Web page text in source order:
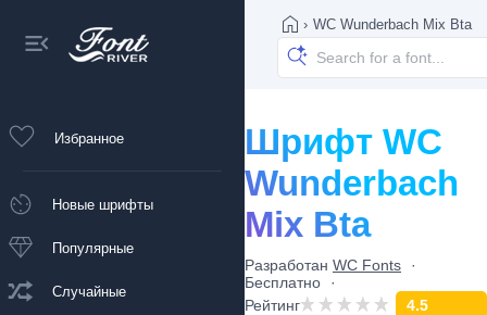
Избранное
Новые шрифты
Популярные
Случайные
› WC Wunderbach Mix Bta
Шрифт WC
Wunderbach
Mix Bta
Разработан WC Fonts
Бесплатно
Рейтинг
4.5